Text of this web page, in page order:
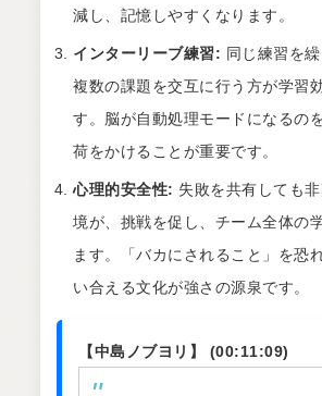
減し、記憶しやすくなります。
インターリーブ練習: 同じ練習を繰
複数の課題を交互に行う方が学習
す。脳が自動処理モードになるの
荷をかけることが重要です。
心理的安全性: 失敗を共有しても
境が、挑戦を促し、チーム全体の
ます。「バカにされること」を恐
い合える文化が強さの源泉です。
【中島ノブヨリ】 (00:11:09)